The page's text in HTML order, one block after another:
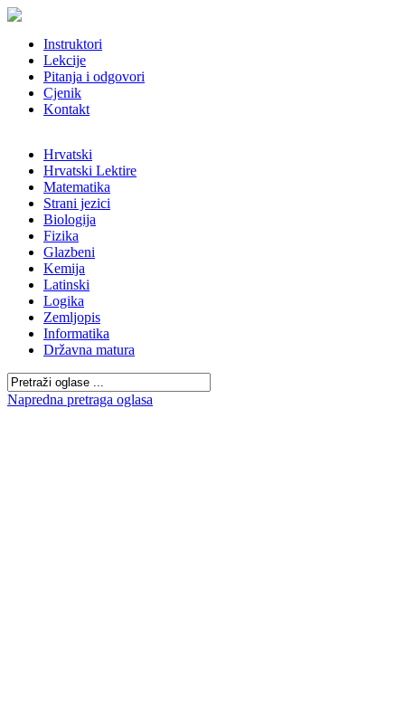
Instruktori
Lekcije
Pitanja i odgovori
Cjenik
Kontakt
Hrvatski
Hrvatski Lektire
Matematika
Strani jezici
Biologija
Fizika
Glazbeni
Kemija
Latinski
Logika
Zemljopis
Informatika
Državna matura
Napredna pretraga oglasa